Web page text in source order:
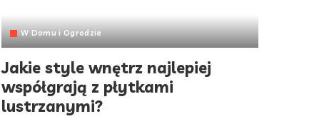
W Domu i Ogrodzie
Jakie style wnętrz najlepiej
współgrają z płytkami
lustrzanymi?